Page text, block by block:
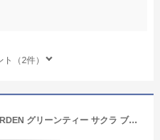
（2件）
エリザベスアーデン ELIZABETH ARDEN グリーンティー サクラ ブロッサム EDT SP 100ml【あす楽対応_14時まで】【香水 レディース】